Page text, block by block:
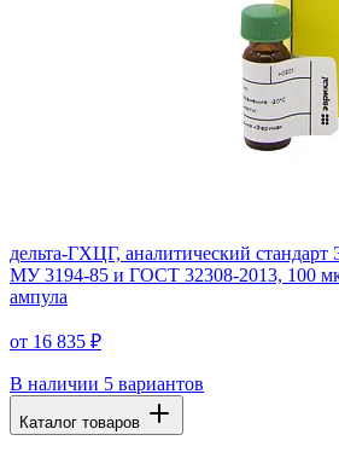
дельта-ГХЦГ, аналитический
МУ 3194-85 и ГОСТ 32308-2013, 100
ампула
от 16 835 ₽
В наличии 5 вариантов
Каталог товаров